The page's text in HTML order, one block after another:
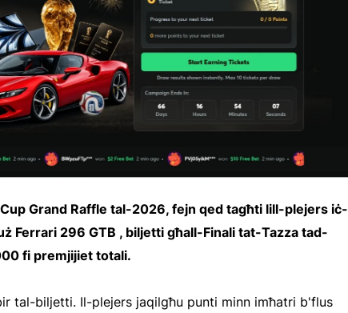
Grand Raffle tal-2026, fejn qed tagħti lill-plejers iċ-
Ferrari 296 GTB , biljetti għall-Finali tat-Tazza tad-
fi premjijiet totali.
tal-biljetti. Il-plejers jaqilgħu punti minn imħatri b'flus